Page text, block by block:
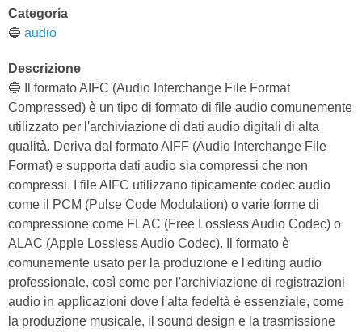
Categoria
🔵 audio
Descrizione
🔵 Il formato AIFC (Audio Interchange File Format
Compressed) è un tipo di formato di file audio comunemente
utilizzato per l'archiviazione di dati audio digitali di alta
qualità. Deriva dal formato AIFF (Audio Interchange File
Format) e supporta dati audio sia compressi che non
compressi. I file AIFC utilizzano tipicamente codec audio
come il PCM (Pulse Code Modulation) o varie forme di
compressione come FLAC (Free Lossless Audio Codec) o
ALAC (Apple Lossless Audio Codec). Il formato è
comunemente usato per la produzione e l'editing audio
professionale, così come per l'archiviazione di registrazioni
audio in applicazioni dove l'alta fedeltà è essenziale, come
la produzione musicale, il sound design e la trasmissione